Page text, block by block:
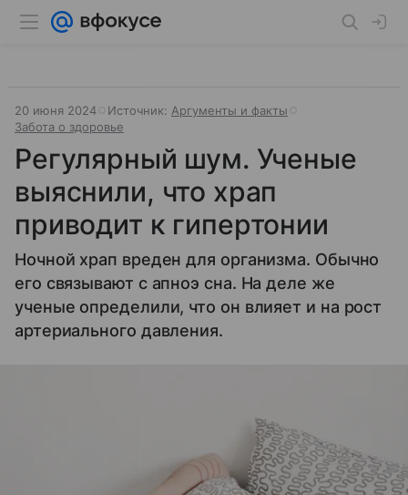
20 июня 2024 Источник: Аргументы и факты
Забота о здоровье
Регулярный шум. Ученые
выяснили, что храп
приводит к гипертонии
Ночной храп вреден для организма. Обычно
его связывают с апноэ сна. На деле же
ученые определили, что он влияет и на рост
артериального давления.